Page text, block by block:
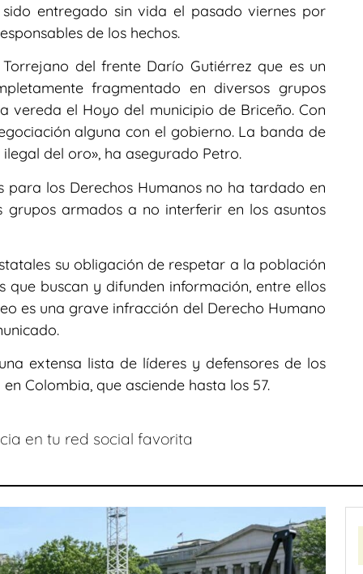
entregado sin vida el pasado viernes por
de los hechos.
del frente Darío Gutiérrez que es un
fragmentado en diversos grupos
vereda el Hoyo del municipio de Briceño. Con
alguna con el gobierno. La banda de
del oro», ha asegurado Petro.
para los Derechos Humanos no ha tardado en
armados a no interferir en los asuntos
su obligación de respetar a la población
buscan y difunden información, entre ellos
es una grave infracción del Derecho Humano
extensa lista de líderes y defensores de los
Colombia, que asciende hasta los 57.
en tu red social favorita